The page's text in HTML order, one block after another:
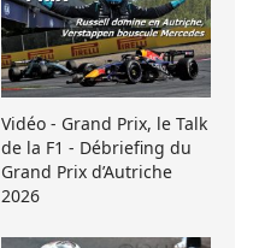
Vidéo - Grand Prix, le Talk
de la F1 - Débriefing du
Grand Prix d’Autriche
2026